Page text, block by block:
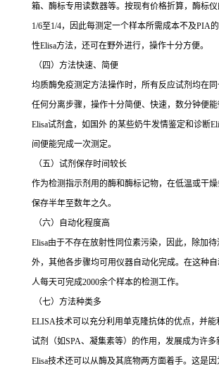
箱、酶标专用读数器等。按现有价格折算，酶标
1/6至1/4，因此每测定一个样本所需成本不及PIA的
性Elisa方法，还可在野外进行，操作十分方便。
（四）方法快速、简便
均质酶免疫测定方法操作时，所有反应试剂均在
任何分离步骤，操作十分简便、快速，数分钟便
Elisa试剂盒，如国外 的某些奶牛发情鉴定和诊断
间便能完成一次测定。
（五）试剂保存时间较长
作为检测指示剂用的酶和酶标记物，在低温或干燥
保存半年至数年之久。
（六）自动化程度高
Elisa由于不存在放射性同位素污染，因此，除加
外，其他各步骤均可用仪器自动化完成。在这种
人每天可完成2000余个样本的检测工作。
（七）方法种类多
ELISA技术可以充分利用单克隆抗体的优点，并
试剂（如SPA、凝集素等）的作用，发展成为许
Elisa技术还可以从酶及其底物两方面着手。这是因